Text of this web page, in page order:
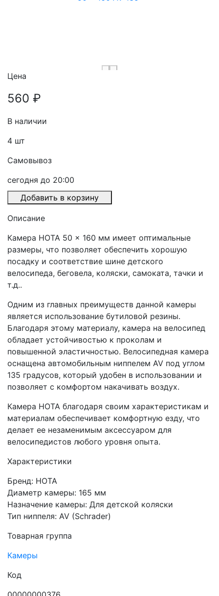
Цена
560 ₽
В наличии
4 шт
Самовывоз
сегодня до 20:00
Добавить в корзину
Описание
Камера HOTA 50 x 160 мм имеет оптимальные
размеры, что позволяет обеспечить хорошую
посадку и соответствие шине детского
велосипеда, беговела, коляски, самоката, тачки и
т.д..
Одним из главных преимуществ данной камеры
является использование бутиловой резины.
Благодаря этому материалу, камера на велосипед
обладает устойчивостью к проколам и
повышенной эластичностью. Велосипедная камера
оснащена автомобильным ниппелем AV под углом
135 градусов, который удобен в использовании и
позволяет с комфортом накачивать воздух.
Камера HOTA благодаря своим характеристикам и
материалам обеспечивает комфортную езду, что
делает ее незаменимым аксессуаром для
велосипедистов любого уровня опыта.
Характеристики
Бренд: HOTA
Диаметр камеры: 165 мм
Назначение камеры: Для детской коляски
Тип ниппеля: AV (Schrader)
Товарная группа
Камеры
Код